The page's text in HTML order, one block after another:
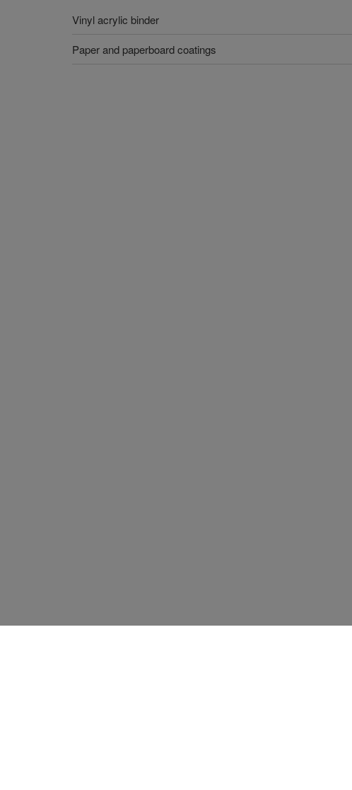
Vinyl acrylic binder
Paper and paperboard coatings